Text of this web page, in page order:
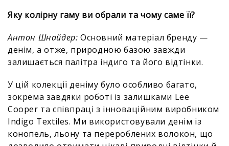
Яку колірну гаму ви обрали та чому саме її?
Антон Шнайдер: Основний матеріал бренду —
денім, а отже, природною базою завжди
залишається палітра індиго та його відтінки.
У цій колекції деніму було особливо багато,
зокрема завдяки роботі із залишками Lee
Cooper та співпраці з інноваційним виробником
Indigo Textiles. Ми використовували денім із
конопель, льону та перероблених волокон, що